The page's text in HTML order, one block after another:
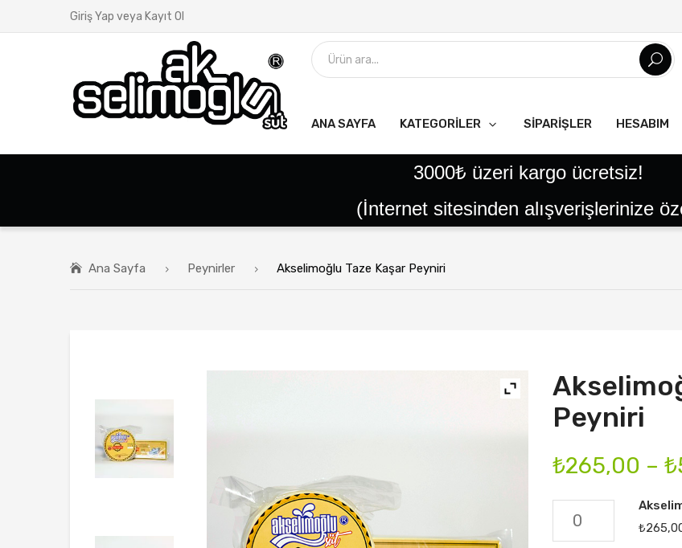
Giriş Yap veya Kayıt Ol
ANA SAYFA KATEGORILER SIPARIŞLER HESABIM
3000₺ üzeri kargo ücretsiz!
(İnternet sitesinden alışverişlerinize
Ana Sayfa Peynirler Akselimoğlu Taze Kaşar Peyniri
Peyniri
₺265,00 – ₺
Akselimoğlu
₺